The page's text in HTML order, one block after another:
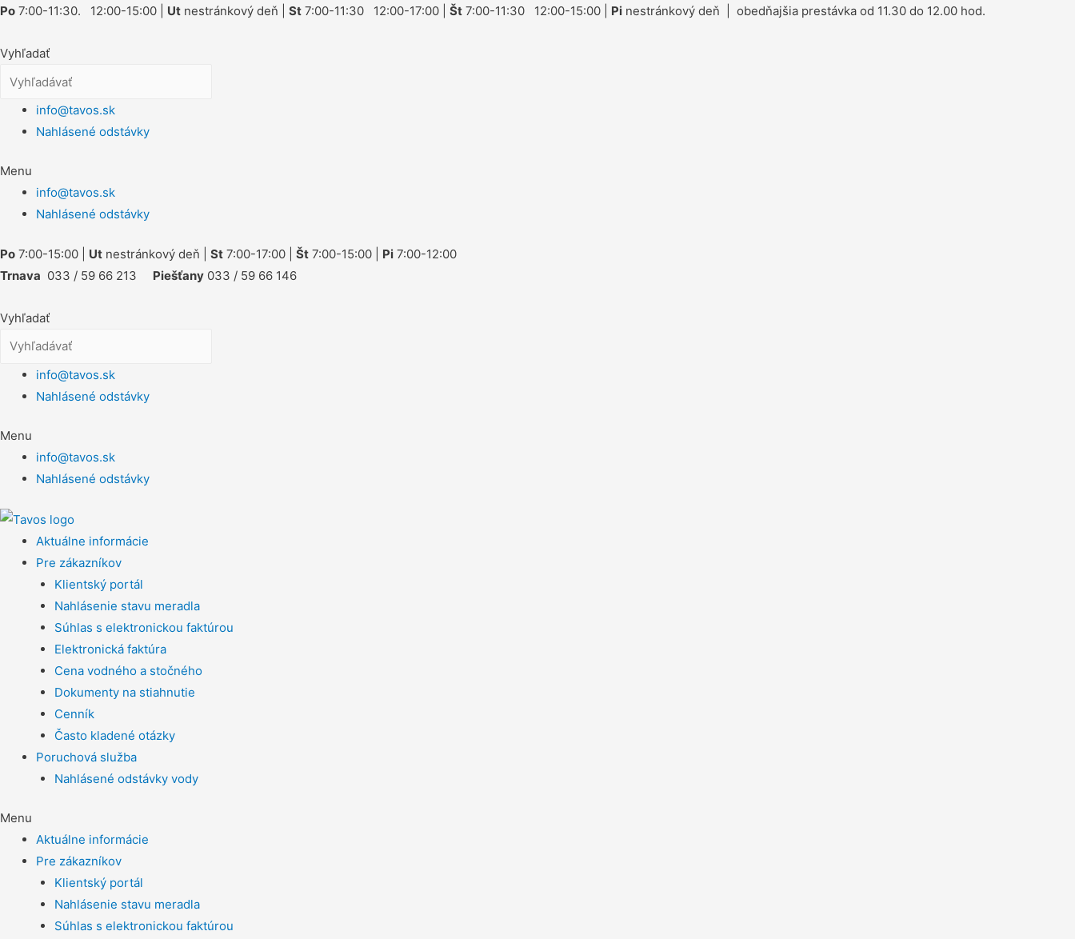
Po 7:00-11:30. 12:00-15:00 | Ut nestránkový deň | St 7:00-11:30 12:00-17:00 | Št 7:00-11:30 12:00-15:00 | Pi nestránkový deň | obedňajšia prestávka od 11.30 do 12.00 hod.
Vyhľadať
info@tavos.sk
Nahlásené odstávky
Menu
info@tavos.sk
Nahlásené odstávky
Po 7:00-15:00 | Ut nestránkový deň | St 7:00-17:00 | Št 7:00-15:00 | Pi 7:00-12:00
Trnava 033 / 59 66 213 Piešťany 033 / 59 66 146
Vyhľadať
info@tavos.sk
Nahlásené odstávky
Menu
info@tavos.sk
Nahlásené odstávky
Aktuálne informácie
Pre zákazníkov
Klientský portál
Nahlásenie stavu meradla
Súhlas s elektronickou faktúrou
Elektronická faktúra
Cena vodného a stočného
Dokumenty na stiahnutie
Cenník
Často kladené otázky
Poruchová služba
Nahlásené odstávky vody
Menu
Aktuálne informácie
Pre zákazníkov
Klientský portál
Nahlásenie stavu meradla
Súhlas s elektronickou faktúrou